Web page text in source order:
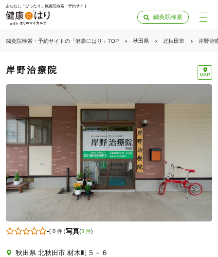
あなたに「ぴったり」鍼灸院検索・予約サイト
鍼灸院検索
鍼灸院検索・予約サイトの「健康にはり」TOP 秋田県 北秋田市 岸野治
岸野治療院 MAP
-( 0 件)写真(3 件)
秋田県 北秋田市 材木町５－６
「健康にはりを見た」